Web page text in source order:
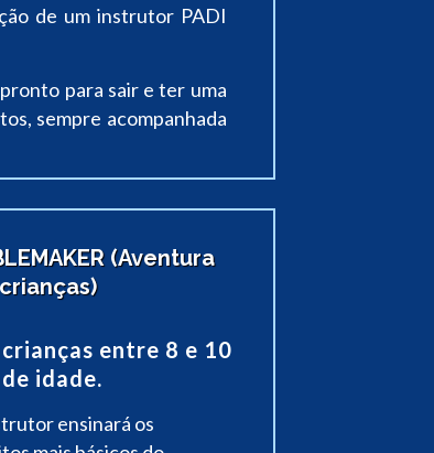
de um instrutor PADI
para sair e ter uma
sempre acompanhada
(Aventura
entre 8 e 10
idade.
ensinará os